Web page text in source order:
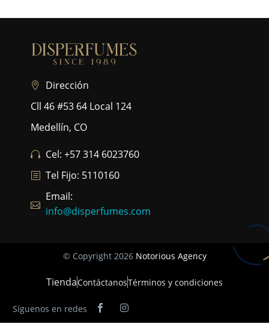
Dirección
Cll 46 #53 64 Local 124
Medellín, CO
Cel: +57 314 6023760
Tel Fijo: 5110160
Email:
info@disperfumes.com
© Copyright 2026 Notorious Agency
TiendaContáctanosTérminos y condiciones
Síguenos en redes